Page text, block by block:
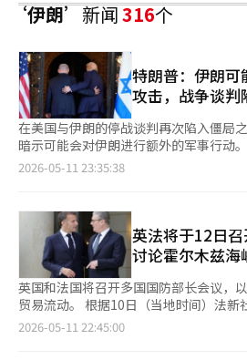
‘伊朗’新闻316个
特朗普：伊朗可
攻击，战争谈判
在美国与伊朗的停战谈判再次陷入僵局
暗示可能会对伊朗进行额外的军事行动。 特朗普总统在10日（当
地时间）接受美国时事节目《全面测量
标可以攻击。”他补充道：“即使不这样
他们重建需要数年时间。” 特朗普的发言是在被问及“是否可以
认为战斗行动已经结束”时作出的。他
说。我说他们已经失败，但这并不意味着结束。”
国停战提议的伊朗回应表示不满后，外
到原点，而他在采访中再次提及可能重
战争的不确定性进一步加大。 特朗普还在当天通过社交媒体Truth
Social表示：“我刚刚阅读了来自伊朗
2026-05-11 23:35:38
英法将于12日
讨论霍尔木兹海
英国和法国将召开多国国防部长会议，
贸易流动。 根据10日（当地时间）法新社的报道，英国国防部在
当天的声明中表示，英国国防部长约翰·
2026-05-11 22:45:00